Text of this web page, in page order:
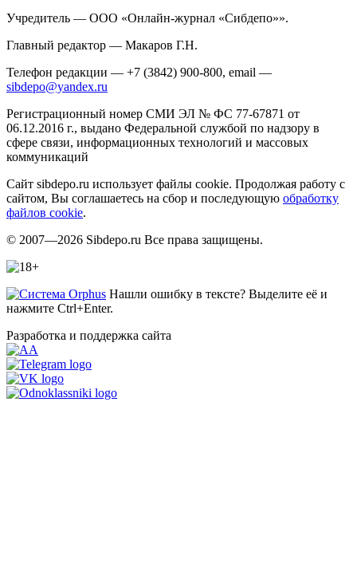
Учредитель — ООО «Онлайн-журнал «Сибдепо»».
Главный редактор — Макаров Г.Н.
Телефон редакции — +7 (3842) 900-800, email —
sibdepo@yandex.ru
Регистрационный номер СМИ ЭЛ № ФС 77-67871 от
06.12.2016 г., выдано Федеральной службой по надзору в
сфере связи, информационных технологий и массовых
коммуникаций
Сайт sibdepo.ru использует файлы cookie. Продолжая работу с
сайтом, Вы соглашаетесь на сбор и последующую обработку
файлов cookie.
© 2007—2026 Sibdepo.ru Все права защищены.
Нашли ошибку в тексте? Выделите её и
нажмите Ctrl+Enter.
Разработка и поддержка сайта